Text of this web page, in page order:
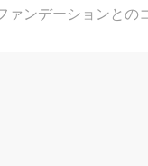
ンデーションとの